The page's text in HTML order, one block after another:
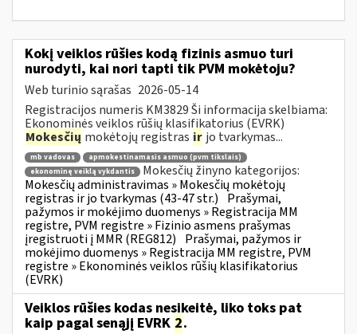
Kokį veiklos rūšies kodą fizinis asmuo turi
nurodyti, kai nori tapti tik PVM mokėtoju?
Web turinio sąrašas 2026-05-14
Registracijos numeris KM3829 Ši informacija skelbiama:
Ekonominės veiklos rūšių klasifikatorius (EVRK)
Mokesčių mokėtojų registras ir jo tvarkymas...
mb vadovas
apmokestinamasis asmuo (pvm tikslais)
ekonominę veiklą vykdantis
Mokesčių žinyno kategorijos:
Mokesčių administravimas » Mokesčių mokėtojų
registras ir jo tvarkymas (43-47 str.) Prašymai,
pažymos ir mokėjimo duomenys » Registracija MM
registre, PVM registre » Fizinio asmens prašymas
įregistruoti į MMR (REG812) Prašymai, pažymos ir
mokėjimo duomenys » Registracija MM registre, PVM
registre » Ekonominės veiklos rūšių klasifikatorius
(EVRK)
Veiklos rūšies kodas nesikeitė, liko toks pat
kaip pagal senąjį EVRK 2.